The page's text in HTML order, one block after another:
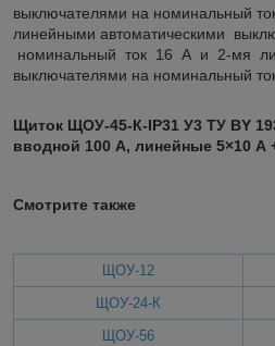
выключателями на номинальный
линейными автоматическими
номинальный ток 16 А и 2-мя
выключателями на номинальный
Щиток ЩОУ-45-К-IP31 У3 ТУ BY
вводной 100 А, линейные 5×10 А
Смотрите также
ЩОУ-12
ЩОУ-24-К
ЩОУ-56